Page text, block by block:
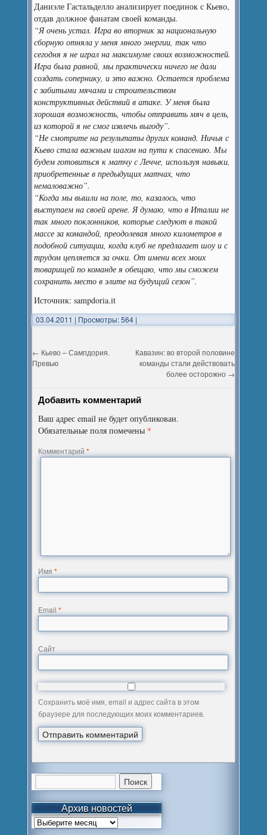
Даниэле Гастальделло анализирует поединок с Кьево,
отдав должное фанатам своей команды.
“Я очень устал. Игра во вторник за национальную
сборную отняла у меня много энергии, так что
сегодня я не играл на максимуме своих возможностей.
Игра была равной, мы практически ничего не дали
создать сопернику, и это важно. Остается проблема
с забитыми мячами и строительством
конструктивных действий в атаке. У меня была
хорошая возможность, чтобы отправить мяч в цель,
из которой я не смог извлечь выгоду”.
“Не смотрите на результаты других команд. Ничья с
Кьево стала важным шагом на пути к спасению. Мы
будем готовиться к матчу с Лечче, используя навыки,
приобретенные в предыдущих матчах, что
немаловажно”.
“Когда мы вышли на поле, то, казалось, что
выступаем на своей арене. Я думаю, что в Италии не
так много поклонников, которые следуют в такой
массе за командой, преодолевая много километров в
подобной ситуации, когда клуб не предлагает шоу и с
трудом цепляется за очки. От имени всех моих
товарищей по команде я обещаю, что мы сможем
сохранить место в элите на будущий сезон”.
Источник: sampdoria.it
03.04.2011 | Просмотры: 564 |
← Кьево – Сампдория.
Превью
Кавазин: во второй половине
команды стали действовать
более осторожно →
Добавить комментарий
Ваш адрес email не будет опубликован.
Обязательные поля помечены *
Комментарий*
Имя*
Email*
Сайт
Сохранить моё имя, email и адрес сайта в этом
браузере для последующих моих комментариев.
Архив новостей